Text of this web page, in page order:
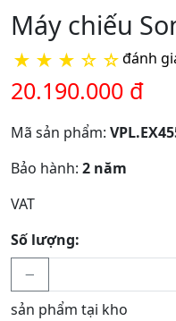
Máy chiếu
★ ★ ★ ☆ ☆đánh
20.190.000 đ
Mã sản phẩm:
Bảo hành: 2 năm
VAT
Số lượng:
sản phẩm tại kho